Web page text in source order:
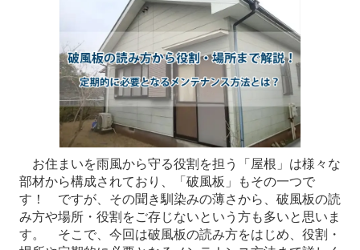
お住まいを雨風から守る役割を担う「屋根」は様々な
部材から構成されており、「破風板」もその一つで
す！ ですが、その聞き馴染みの薄さから、破風板の読
み方や場所・役割をご存じないという方も多いと思いま
す。 そこで、今回は破風板の読み方をはじめ、役割・